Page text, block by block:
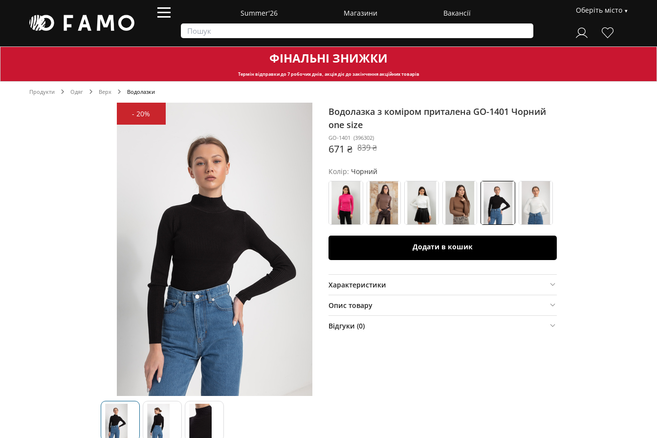
Summer'26 Магазини Вакансії Оберіть місто
ФІНАЛЬНІ ЗНИЖКИ
Термін відправкидо 7 робочих днів, акція діє до закінчення акційних товарів
Продукти Одяг Верх Водолазки
-20% Водолазка з коміром приталена GO-1401 Чорний
one size
GO-1401 (396302)
671 ₴ 839 ₴
Колір: Чорний
Додати в кошик
Характеристики
Опис товару
Відгуки (0)